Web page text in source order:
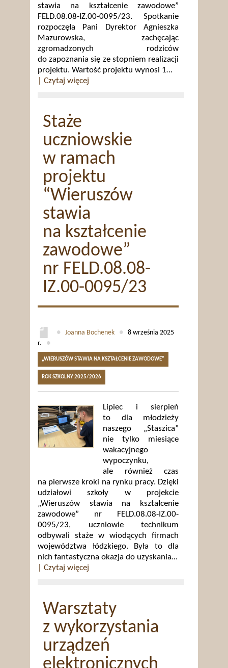
stawia na kształcenie zawodowe”
FELD.08.08-IZ.00-0095/23. Spotkanie
rozpoczęła Pani Dyrektor Agnieszka
Mazurowska, zachęcając
zgromadzonych rodziców
do zapoznania się ze stopniem realizacji
projektu. Wartość projektu wynosi 1…
| Czytaj więcej
Staże
uczniowskie
w ramach
projektu
“Wieruszów
stawia
na kształcenie
zawodowe”
nr FELD.08.08-
IZ.00-0095/23
● Joanna Bochenek ●
8 września 2025
r.
●
„WIERUSZÓW STAWIA NA KSZTAŁCENIE ZAWODOWE”
ROK SZKOLNY 2025/2026
Lipiec i sierpień
to dla młodzieży
naszego „Staszica”
nie tylko miesiące
wakacyjnego
wypoczynku,
ale również czas
na pierwsze kroki na rynku pracy. Dzięki
udziałowi szkoły w projekcie
„Wieruszów stawia na kształcenie
zawodowe” nr FELD.08.08-IZ.00-
0095/23, uczniowie technikum
odbywali staże w wiodących firmach
województwa łódzkiego. Była to dla
nich fantastyczna okazja do uzyskania…
| Czytaj więcej
Warsztaty
z wykorzystania
urządzeń